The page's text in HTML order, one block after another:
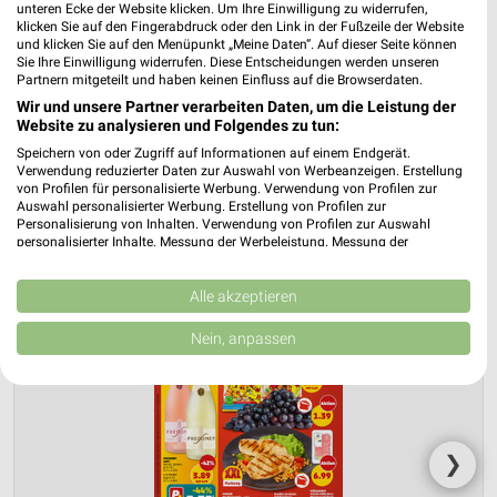
den 03.08.
Gültig von 03. Aug. bis 08. Aug.
📅 Kalendereintrag erstellen
PROSPEKT BLÄTTERN
❯
unteren Ecke der Website klicken. Um Ihre Einwilligung zu widerrufen,
klicken Sie auf den Fingerabdruck oder den Link in der Fußzeile der Website
und klicken Sie auf den Menüpunkt „Meine Daten“. Auf dieser Seite können
Sie Ihre Einwilligung widerrufen. Diese Entscheidungen werden unseren
Partnern mitgeteilt und haben keinen Einfluss auf die Browserdaten.
Wir und unsere Partner verarbeiten Daten, um die Leistung der
Website zu analysieren und Folgendes zu tun:
Speichern von oder Zugriff auf Informationen auf einem Endgerät.
Verwendung reduzierter Daten zur Auswahl von Werbeanzeigen. Erstellung
von Profilen für personalisierte Werbung. Verwendung von Profilen zur
Auswahl personalisierter Werbung. Erstellung von Profilen zur
Personalisierung von Inhalten. Verwendung von Profilen zur Auswahl
personalisierter Inhalte. Messung der Werbeleistung. Messung der
Kombinationen von Daten aus verschiedenen Quellen. Entwicklung und
Verbesserung der Angebote. Verwendung reduzierter Daten zur Auswahl
von Inhalten.
Daten können außerhalb der Europäischen Union weitergegeben und in die
Website/App.
Partnerliste anzeigen (1 IAB-Anbieter)
Wir nutzen Ihre Daten für folgende Zwecke:
IAB-Verarbeitungszwecke:
Alle akzeptieren
Nein, anpassen